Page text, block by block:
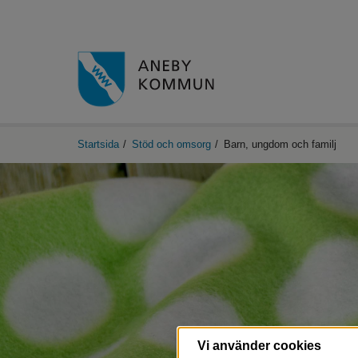
Startsida / Stöd och omsorg / Barn, ungdom och familj
Vi använder cookies